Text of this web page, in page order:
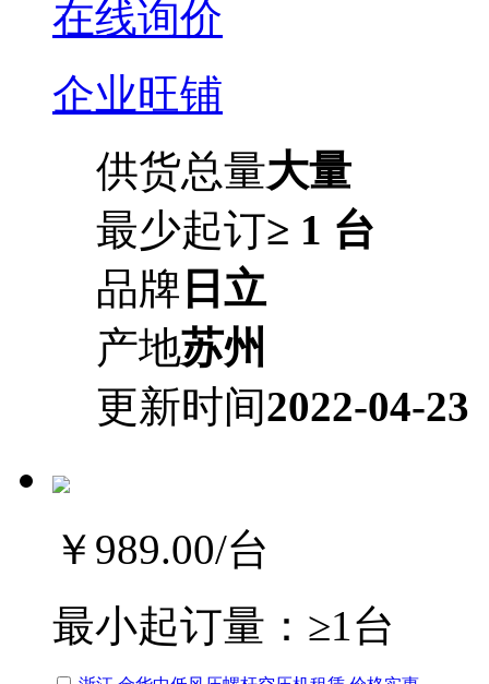
在线询价
企业旺铺
供货总量大量
最少起订≥ 1 台
品牌 日立
产地苏州
更新时间2022-04-23
￥989.00/台
最小起订量： ≥1台